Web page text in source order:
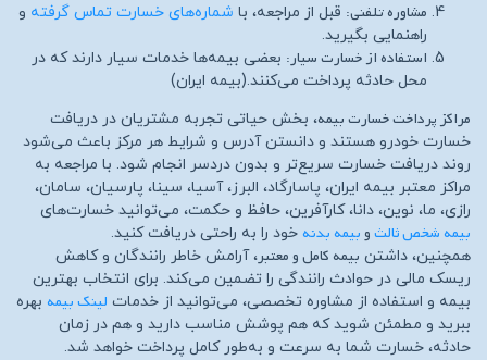
مشاوره تلفنی: قبل از مراجعه، با شماره‌های خسارت تماس گرفته و
راهنمایی بگیرید.
استفاده از خسارت سیار: بعضی بیمه‌ها خدمات سیار دارند که در
محل حادثه پرداخت می‌کنند.(بیمه ایران)
مراکز پرداخت خسارت بیمه، بخش حیاتی تجربه مشتریان در دریافت
خسارت خودرو هستند و دانستن آدرس و شرایط هر مرکز باعث می‌شود
روند دریافت خسارت سریع‌تر و بدون دردسر انجام شود. با مراجعه به
مراکز معتبر بیمه ایران، پاسارگاد، البرز، آسیا، سینا، پارسیان، سامان،
رازی، ما، نوین، دانا، کارآفرین، حافظ و حکمت، می‌توانید خسارت‌های
بیمه شخص ثالثوبیمه بدنه خود را به راحتی دریافت کنید.
همچنین، داشتن بیمه کامل و معتبر، آرامش خاطر رانندگان و کاهش
ریسک مالی در حوادث رانندگی را تضمین می‌کند. برای انتخاب بهترین
بیمه و استفاده از مشاوره تخصصی، می‌توانید از خدمات لینک بیمه بهره
ببرید و مطمئن شوید که هم پوشش مناسب دارید و هم در زمان
حادثه، خسارت شما به سرعت و به‌طور کامل پرداخت خواهد شد.